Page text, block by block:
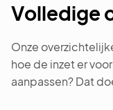
Volledige
Onze
hoe de inzet er
aanpassen? Dat